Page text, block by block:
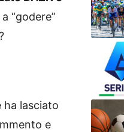
“godere”
ha lasciato
e